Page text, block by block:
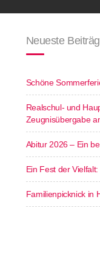
Neueste
Schöne
Realschul- und
Zeugnisübergabe
Abitur 2026 – Ein
Ein Fest der
Familienpicknick in